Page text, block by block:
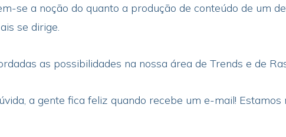
se a noção do quanto a produção de conteúdo de um
se dirige.
as possibilidades na nossa área de Trends e de
a gente fica feliz quando recebe um e-mail!